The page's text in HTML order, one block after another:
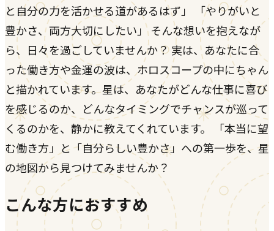
と自分の力を活かせる道があるはず」 「やりがいと
豊かさ、両方大切にしたい」 そんな想いを抱えなが
ら、日々を過ごしていませんか？ 実は、あなたに合
った働き方や金運の波は、ホロスコープの中にちゃん
と描かれています。星は、あなたがどんな仕事に喜び
を感じるのか、どんなタイミングでチャンスが巡って
くるのかを、静かに教えてくれています。 「本当に望
む働き方」と「自分らしい豊かさ」への第一歩を、星
の地図から見つけてみませんか？
こんな方におすすめ